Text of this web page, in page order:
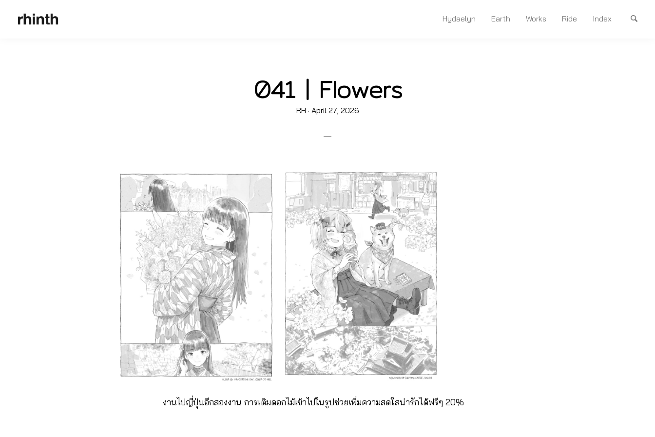
Hydaelyn Earth Works Ride Index
041 | Flowers
RH · Posted
April 27, 2026
งานไปญี่ปุ่นอีกสองงาน การเติมดอกไม้เข้าไปในรูปช่วยเพิ่มความสดใสน่ารักได้ฟรีๆ 20%